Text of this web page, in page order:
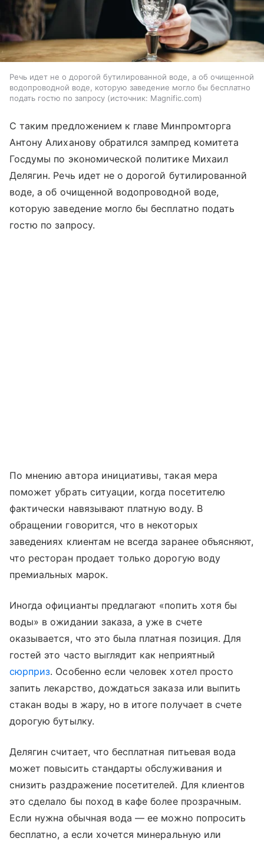
Речь идет не о дорогой бутилированной воде, а об очищенной
водопроводной воде, которую заведение могло бы бесплатно
подать гостю по запросу
источник: Magnific.com
С таким предложением к главе Минпромторга
Антону Алиханову обратился зампред комитета
Госдумы по экономической политике Михаил
Делягин. Речь идет не о дорогой бутилированной
воде, а об очищенной водопроводной воде,
которую заведение могло бы бесплатно подать
гостю по запросу.
По мнению автора инициативы, такая мера
поможет убрать ситуации, когда посетителю
фактически навязывают платную воду. В
обращении говорится, что в некоторых
заведениях клиентам не всегда заранее объясняют,
что ресторан продает только дорогую воду
премиальных марок.
Иногда официанты предлагают «попить хотя бы
воды» в ожидании заказа, а уже в счете
оказывается, что это была платная позиция. Для
гостей это часто выглядит как неприятный
сюрприз. Особенно если человек хотел просто
запить лекарство, дождаться заказа или выпить
стакан воды в жару, но в итоге получает в счете
дорогую бутылку.
Делягин считает, что бесплатная питьевая вода
может повысить стандарты обслуживания и
снизить раздражение посетителей. Для клиентов
это сделало бы поход в кафе более прозрачным.
Если нужна обычная вода — ее можно попросить
бесплатно, а если хочется минеральную или